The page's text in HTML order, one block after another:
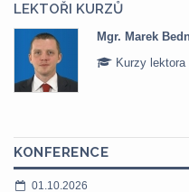
LEKTOŘI KURZŮ
Mgr. Marek
Kurzy lektora
KONFERENCE
01.10.2026